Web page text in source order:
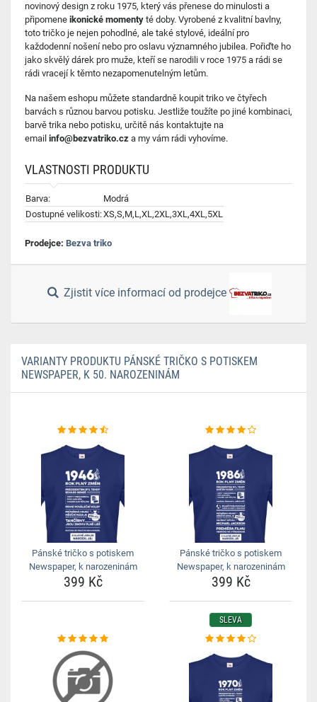
novinový design z roku 1975, který vás přenese do minulosti a
připomene ikonické momenty té doby. Vyrobené z kvalitní bavlny,
toto tričko je nejen pohodlné, ale také stylové, ideální pro
každodenní nošení nebo pro oslavu významného jubilea. Pořiďte ho
jako skvělý dárek pro muže, kteří se narodili v roce 1975 a rádi se
rádi vracejí k těmto nezapomenutelným letům.
Na našem eshopu můžete standardně koupit triko ve čtyřech
barvách s různou barvou potisku. Jestliže toužíte po jiné kombinaci,
barvě trika nebo potisku, určitě nás kontaktujte na
email info@bezvatriko.cz a my vám rádi vyhovíme.
VLASTNOSTI PRODUKTU
Barva:
Modrá
Dostupné velikosti:XS,S,M,L,XL,2XL,3XL,4XL,5XL
Prodejce: Bezva triko
Zjistit více informací od prodejce
VARIANTY PRODUKTU PÁNSKÉ TRIČKO S POTISKEM
NEWSPAPER, K 50. NAROZENINÁM
Pánské tričko s potiskem
Newspaper, k narozeninám
399 Kč
Pánské tričko s potiskem
Newspaper, k narozeninám
399 Kč
SLEVA